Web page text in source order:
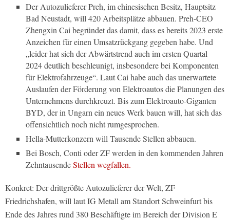
Der Autozulieferer Preh, im chinesischen Besitz, Hauptsitz
Bad Neustadt, will 420 Arbeitsplätze abbauen. Preh-CEO
Zhengxin Cai begründet das damit, dass es bereits 2023 erste
Anzeichen für einen Umsatzrückgang gegeben habe. Und
„leider hat sich der Abwärtstrend auch im ersten Quartal
2024 deutlich beschleunigt, insbesondere bei Komponenten
für Elektrofahrzeuge“. Laut Cai habe auch das unerwartete
Auslaufen der Förderung von Elektroautos die Planungen des
Unternehmens durchkreuzt. Bis zum Elektroauto-Giganten
BYD, der in Ungarn ein neues Werk bauen will, hat sich das
offensichtlich noch nicht rumgesprochen.
Hella-Mutterkonzern will Tausende Stellen abbauen.
Bei Bosch, Conti oder ZF werden in den kommenden Jahren
ZehntausendeStellen wegfallen.
Konkret: Der drittgrößte Autozulieferer der Welt, ZF
Friedrichshafen, will laut IG Metall am Standort Schweinfurt bis
Ende des Jahres rund 380 Beschäftigte im Bereich der Division E